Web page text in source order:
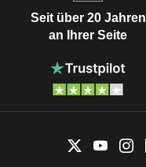
Seit über 20 Jahren
an Ihrer Seite